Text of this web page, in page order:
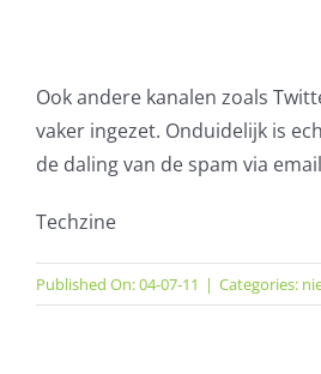
Ook andere kanalen zoals
vaker ingezet. Onduidelijk is
de daling van de spam via
Techzine
Published On: 04-07-11 | Categories: